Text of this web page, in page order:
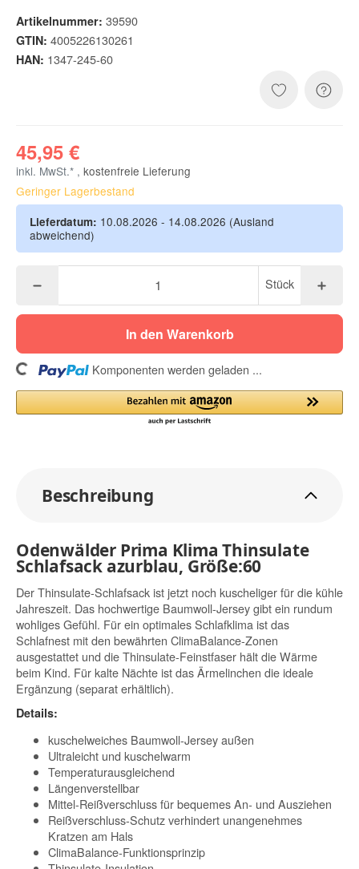
Artikelnummer: 39590
GTIN: 4005226130261
HAN: 1347-245-60
45,95 €
inkl. MwSt.* , kostenfreie Lieferung
Geringer Lagerbestand
Lieferdatum: 10.08.2026 - 14.08.2026 (Ausland
abweichend)
Stück
In den Warenkorb
Komponenten werden geladen ...
Beschreibung
Odenwälder Prima Klima Thinsulate
Schlafsack azurblau, Größe:60
Der Thinsulate-Schlafsack ist jetzt noch kuscheliger für die kühle
Jahreszeit. Das hochwertige Baumwoll-Jersey gibt ein rundum
wohliges Gefühl. Für ein optimales Schlafklima ist das
Schlafnest mit den bewährten ClimaBalance-Zonen
ausgestattet und die Thinsulate-Feinstfaser hält die Wärme
beim Kind. Für kalte Nächte ist das Ärmelinchen die ideale
Ergänzung (separat erhältlich).
Details:
kuschelweiches Baumwoll-Jersey außen
Ultraleicht und kuschelwarm
Temperaturausgleichend
Längenverstellbar
Mittel-Reißverschluss für bequemes An- und Ausziehen
Reißverschluss-Schutz verhindert unangenehmes
Kratzen am Hals
ClimaBalance-Funktionsprinzip